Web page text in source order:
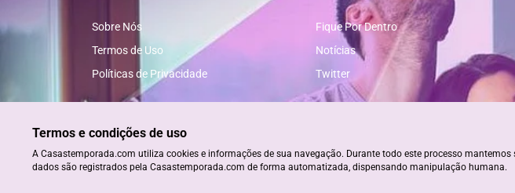
Sobre Nós
Termos de Uso
Políticas de Privacidade
Fique Por Dentro
Notícias
Twitter
Termos e condições de uso
A Casastemporada.com utiliza cookies e informações de sua navegação. Durante todo este processo
dados são registrados pela Casastemporada.com de forma automatizada, dispensando manipulação humana.